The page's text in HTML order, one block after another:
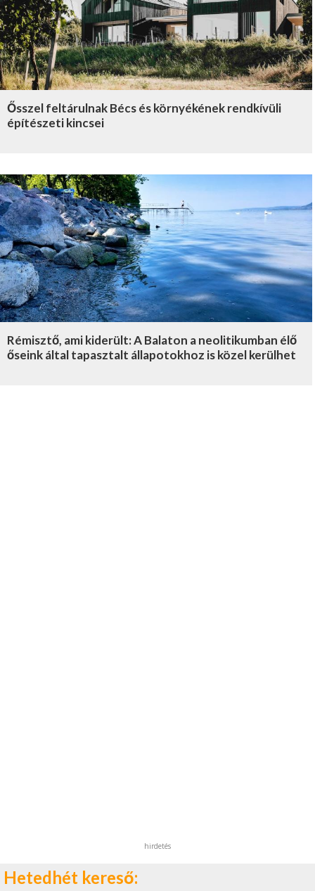
Ősszel feltárulnak Bécs és környékének rendkívüli
építészeti kincsei
Rémisztő, ami kiderült: A Balaton a neolitikumban élő
őseink által tapasztalt állapotokhoz is közel kerülhet
hirdetés
Hetedhét kereső: